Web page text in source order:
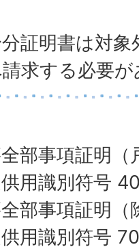
分証明書は対
求する必要
部事項証明
用識別符号
部事項証明
用識別符号